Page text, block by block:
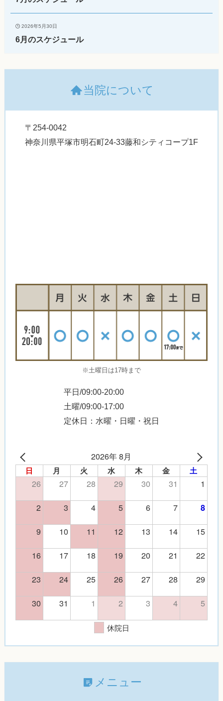
2026年5月30日
6月のスケジュール
当院について
〒254-0042
神奈川県平塚市明石町24-33藤和シティコープ1F
※土曜日は17時まで
平日/09:00-20:00
土曜/09:00-17:00
定休日：水曜・日曜・祝日
2026年 8月
日 月 火 水 木 金 土
26 27 28 29 30 31
1
2
3 4 5 6 7 8
9 10 11 12 13 14
15
16
17 18 19 20 21
22
23
24 25 26 27 28
29
30
31 1 2 3 4 5
休院日
メニュー